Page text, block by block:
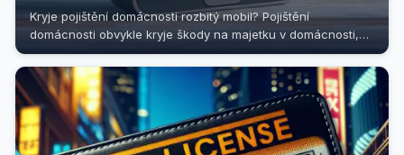
Kryje pojištění domácnosti rozbitý mobil? Pojištění
domácnosti obvykle kryje škody na majetku v domácnosti,
ale vztahuje se i na rozbitý...